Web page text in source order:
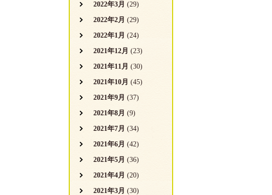
2022年3月 (29)
2022年2月 (29)
2022年1月 (24)
2021年12月 (23)
2021年11月 (30)
2021年10月 (45)
2021年9月 (37)
2021年8月 (9)
2021年7月 (34)
2021年6月 (42)
2021年5月 (36)
2021年4月 (20)
2021年3月 (30)